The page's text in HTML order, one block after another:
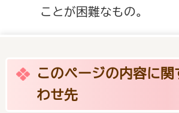
ことが困難なもの。
このページの内容に
わせ先